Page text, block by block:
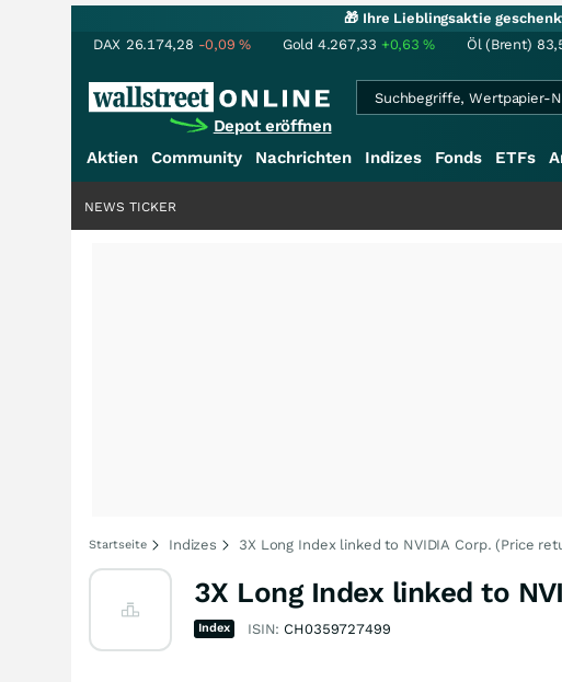
🎁 Ihre Lieblingsaktie
DAX 26.174,28 -0,09% Gold 4.267,33 +0,63% Öl (Brent)
Depot eröffnen
Aktien Community Nachrichten Indizes Fonds ETFs
NEWS TICKER
Startseite Indizes 3X Long Index linked to NVIDIA Corp. (Price
3X Long Index linked to
Index ISIN: CH0359727499